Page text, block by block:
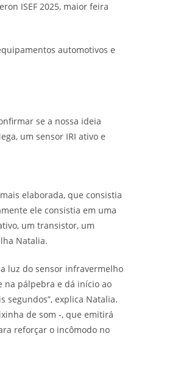
ISEF 2025, maior feira
automotivos e
se a nossa ideia
um sensor IRI ativo e
elaborada, que consistia
ele consistia em uma
um transistor, um
Natalia.
luz do sensor infravermelho
na pálpebra e dá início ao
segundos”, explica Natalia.
de som -, que emitirá
reforçar o incômodo no